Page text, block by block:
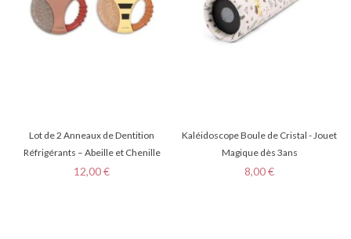
Lot de 2 Anneaux de Dentition
Réfrigérants – Abeille et Chenille
Prix
12,00 €
Kaléidoscope Boule de Cristal - Jouet
Magique dès 3ans
Prix
8,00 €